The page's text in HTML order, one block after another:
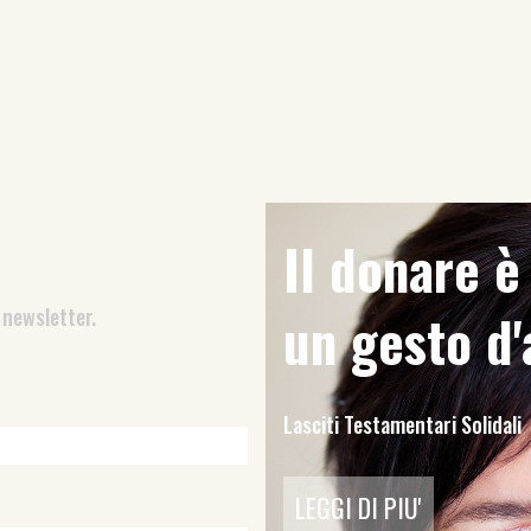
Il donare
un gesto
Lasciti Testamentari Solidali
LEGGI DI PIU'